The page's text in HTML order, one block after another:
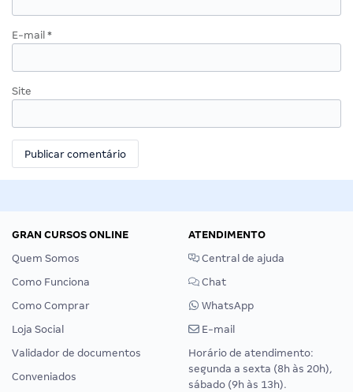
E-mail *
Site
GRAN CURSOS ONLINE
Quem Somos
Como Funciona
Como Comprar
Loja Social
Validador de documentos
Conveniados
ATENDIMENTO
Central de ajuda
Chat
WhatsApp
E-mail
Horário de atendimento:
segunda a sexta (8h às 20h),
sábado (9h às 13h).